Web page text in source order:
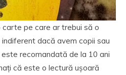
pe care ar trebui să o
dacă avem copii sau
recomandată de la 10 ani
că este o lectură ușoară